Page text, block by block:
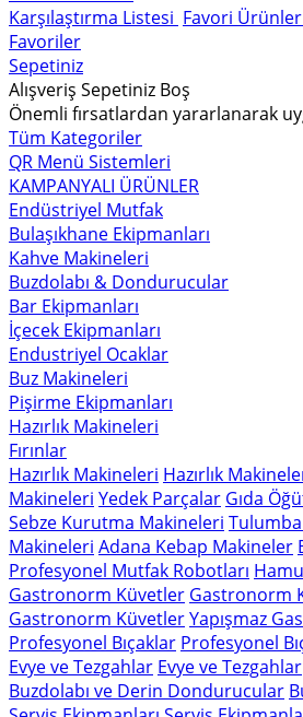
Karşılaştırma Listesi Favori
Favoriler
Sepetiniz
Alışveriş Sepetiniz Boş
Önemli fırsatlardan yararlanarak
Tüm Kategoriler
QR Menü Sistemleri
KAMPANYALI ÜRÜNLER
Endüstriyel Mutfak
Bulaşıkhane Ekipmanları
Kahve Makineleri
Buzdolabı & Dondurucular
Bar Ekipmanları
İçecek Ekipmanları
Endustriyel Ocaklar
Buz Makineleri
Pişirme Ekipmanları
Hazırlık Makineleri
Fırınlar
Hazırlık Makineleri Hazırlık
Makineleri Yedek Parçalar Gıda
Sebze Kurutma Makineleri
Makineleri Adana Kebap Makineler
Profesyonel Mutfak Robotları
Gastronorm Küvetler Gastronorm
Gastronorm KüvetlerYapışmaz
Profesyonel Bıçaklar Profesyonel
Evye ve Tezgahlar Evye ve Tezgahlar
Buzdolabı ve Derin Dondurucular